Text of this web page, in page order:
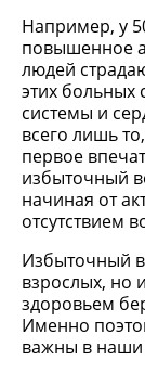
Например, у
повышенное
людей
этих больных
системы и
всего лишь
первое
избыточный
начиная от
отсутствием
Избыточный
взрослых, но
здоровьем
Именно
важны в наши